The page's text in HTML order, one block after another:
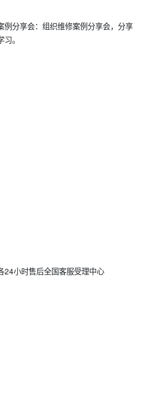
例分享会：组织维修案例分享会，分享
。
24小时售后全国客服受理中心